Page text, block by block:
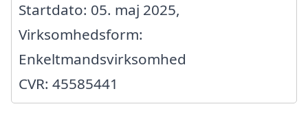
Startdato: 05. maj 2025,
Virksomhedsform:
Enkeltmandsvirksomhed
CVR: 45585441